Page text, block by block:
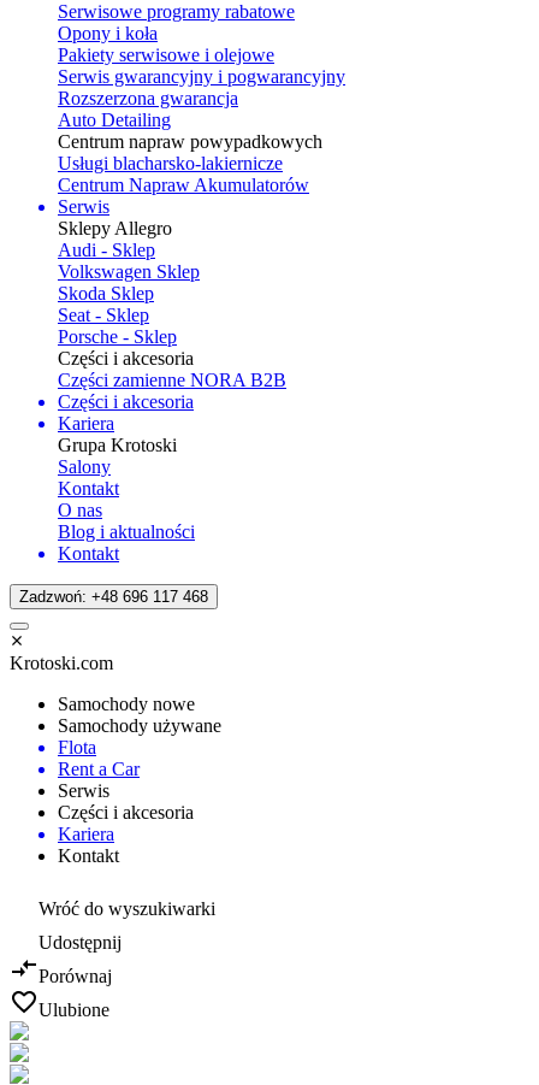
Serwisowe programy rabatowe
Opony i koła
Pakiety serwisowe i olejowe
Serwis gwarancyjny i pogwarancyjny
Rozszerzona gwarancja
Auto Detailing
Centrum napraw powypadkowych
Usługi blacharsko-lakiernicze
Centrum Napraw Akumulatorów
Serwis
Sklepy Allegro
Audi - Sklep
Volkswagen Sklep
Skoda Sklep
Seat - Sklep
Porsche - Sklep
Części i akcesoria
Części zamienne NORA B2B
Części i akcesoria
Kariera
Grupa Krotoski
Salony
Kontakt
O nas
Blog i aktualności
Kontakt
Zadzwoń: +48 696 117 468
Krotoski.com
Samochody nowe
Samochody używane
Flota
Rent a Car
Serwis
Części i akcesoria
Kariera
Kontakt
Wróć do wyszukiwarki
Udostępnij
Porównaj
Ulubione